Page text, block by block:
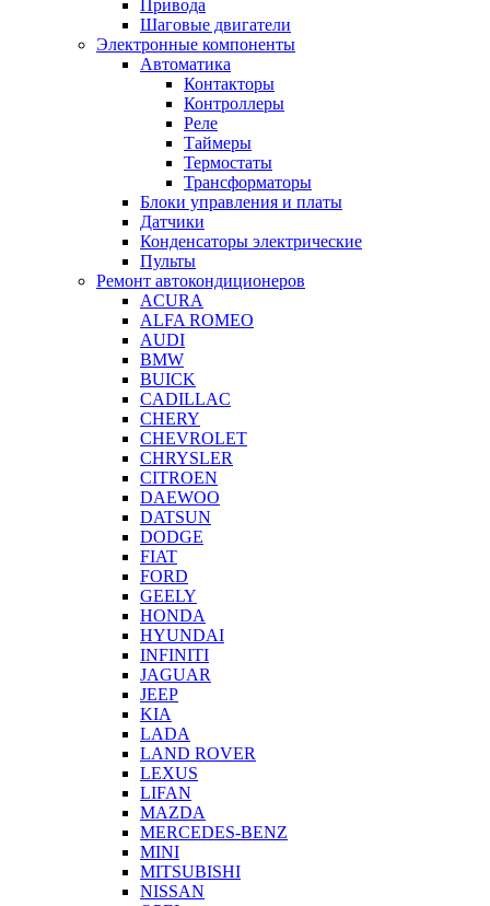
Привода
Шаговые двигатели
Электронные компоненты
Автоматика
Контакторы
Контроллеры
Реле
Таймеры
Термостаты
Трансформаторы
Блоки управления и платы
Датчики
Конденсаторы электрические
Пульты
Ремонт автокондиционеров
ACURA
ALFA ROMEO
AUDI
BMW
BUICK
CADILLAC
CHERY
CHEVROLET
CHRYSLER
CITROEN
DAEWOO
DATSUN
DODGE
FIAT
FORD
GEELY
HONDA
HYUNDAI
INFINITI
JAGUAR
JEEP
KIA
LADA
LAND ROVER
LEXUS
LIFAN
MAZDA
MERCEDES-BENZ
MINI
MITSUBISHI
NISSAN